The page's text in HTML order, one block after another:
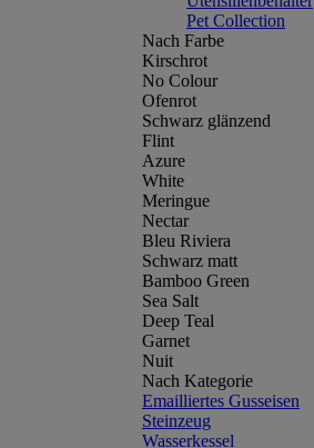
Pet Collection
Nach Farbe
Kirschrot
No Colour
Ofenrot
Schwarz glänzend
Flint
Azure
White
Meringue
Nectar
Bleu Riviera
Schwarz matt
Bamboo Green
Sea Salt
Deep Teal
Garnet
Nuit
Nach Kategorie
Emailliertes Gusseisen
Steinzeug
Wasserkessel